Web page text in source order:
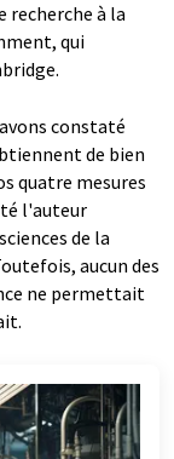
recherche à la
qui
constaté
de bien
quatre mesures
l'auteur
de la
aucun des
ne permettait